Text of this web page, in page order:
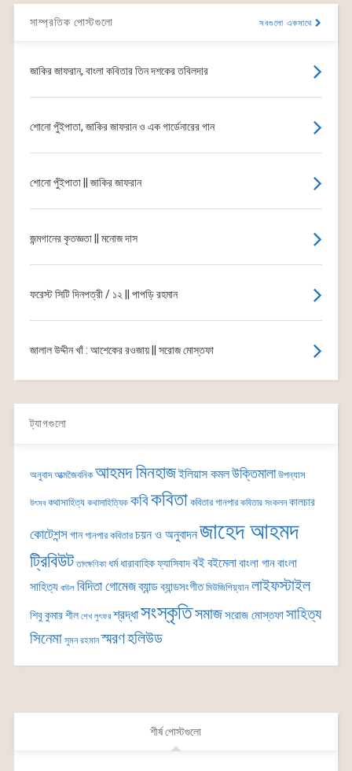
সাম্প্রতিক পোস্টগুলো সবগুলো একসাথে
জাকির জাফরান, বাংলা কবিতার তিন দশকের তবিলদার
শোনো পুঁইপাতা, জাকির জাফরান ও এক গার্ডেনারের গান
শোনো পুঁইপাতা || জাকির জাফরান
জন্মগানের কৃতজ্ঞতা || মনোজ দাস
ফরেস্ট সিটি দিনপত্রী / ১২ || পাপড়ি রহমান
জালাল উদ্দীন খাঁ : আশেকের রওজায় || সরোজ মোস্তফা
ট্যাগগুলো
অনুবাদ আত্মজৈবনিক আহমদ মিনহাজইলিয়াস কমলউক্তিমালা উপন্যাস
উৎসব কথাসাহিত্য কথাসাহিত্যিক কবিকবিতা কবিতার গানপার কবিতার সংকলন কালচার
কোটেশন্সগান গানপার কবিতার চয়ন ও অনুবাদনজাহেদ আহমদ
ট্রিবিউট তাৎক্ষণিকা ধর্ম ধারাবাহিকফ্যাসিবাদবইবইমেলাবাংলা গানবাংলা
সাহিত্য বাউল বিদিতা গোমেজব্যান্ডব্যান্ডসংগীত মিউজিশিয়্যান লাইফস্টাইল
শিবু কুমার শীল শেখ লুৎফর শ্রদ্ধাসংস্কৃতিসমাজসরোজ মোস্তফাসাহিত্য
সিনেমা সুমন রহমান স্মরণহলিউড
শীর্ষ পোস্টগুলো